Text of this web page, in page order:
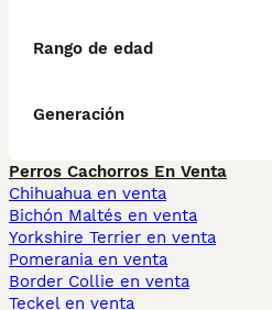
Rango de edad
Generación
Perros Cachorros En Venta
Chihuahua en venta
Bichón Maltés en venta
Yorkshire Terrier en venta
Pomerania en venta
Border Collie en venta
Teckel en venta